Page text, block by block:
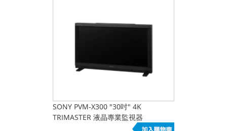
SONY PVM-X300 "30吋" 4K
TRIMASTER 液晶專業監視器